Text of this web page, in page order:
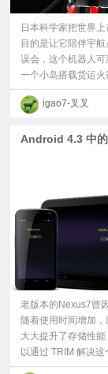
日本科学家把世界
目的是让它陪伴宇
误会，这个机器人
一个小岛搭载货运
igao7-叉叉
Android 4.3 中
老版本的Nexus7曾
随着使用时间增加
大大提升了存储性
以通过 TRIM 解决这